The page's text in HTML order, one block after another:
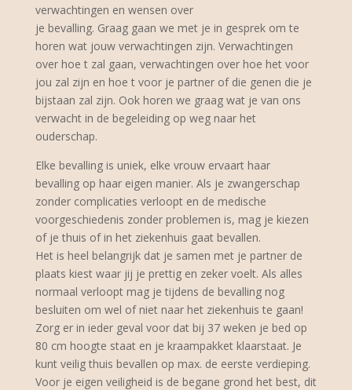
verwachtingen en wensen over
je bevalling. Graag gaan we met je in gesprek om te
horen wat jouw verwachtingen zijn. Verwachtingen
over hoe t zal gaan, verwachtingen over hoe het voor
jou zal zijn en hoe t voor je partner of die genen die je
bijstaan zal zijn. Ook horen we graag wat je van ons
verwacht in de begeleiding op weg naar het
ouderschap.
Elke bevalling is uniek, elke vrouw ervaart haar
bevalling op haar eigen manier. Als je zwangerschap
zonder complicaties verloopt en de medische
voorgeschiedenis zonder problemen is, mag je kiezen
of je thuis of in het ziekenhuis gaat bevallen.
Het is heel belangrijk dat je samen met je partner de
plaats kiest waar jij je prettig en zeker voelt. Als alles
normaal verloopt mag je tijdens de bevalling nog
besluiten om wel of niet naar het ziekenhuis te gaan!
Zorg er in ieder geval voor dat bij 37 weken je bed op
80 cm hoogte staat en je kraampakket klaarstaat. Je
kunt veilig thuis bevallen op max. de eerste verdieping.
Voor je eigen veiligheid is de begane grond het best, dit